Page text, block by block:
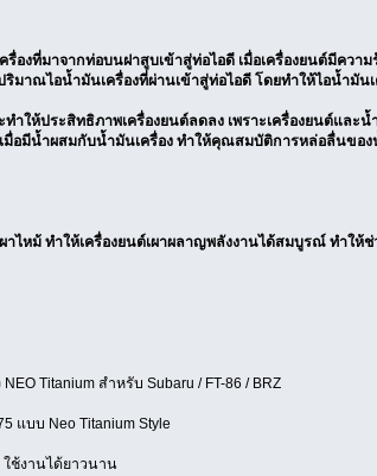
องที่มาจากท่อบนฝาสูบเข้าสู่ท่อไอดี เมื่อเครื่องยนต์มีควา
มาณไอน้ำมันเครื่องที่ผ่านเข้าสู่ท่อไอดี โดยทำให้ไอน้ำมัน
ให้ประสิทธิภาพเครื่องยนต์ลดลง เพราะเครื่องยนต์และน้
อมีน้ำผสมกับน้ำมันเครื่อง ทำให้คุณสมบัติการหล่อลื่นของ
ไหม้ ทำให้เครื่องยนต์เผาผลาญพลังงานได้สมบูรณ์ ทำให้
Titanium สำหรับ Subaru / FT-86 / BRZ
แบบ Neo Titanium Style
ใช้งานได้ยาวนาน